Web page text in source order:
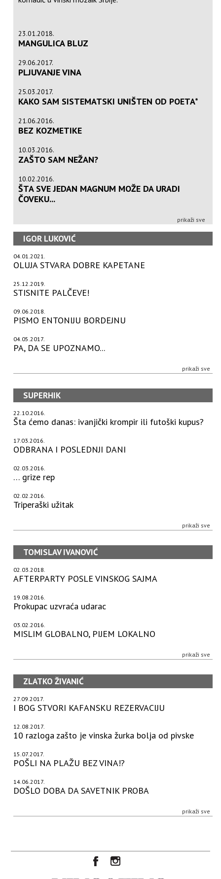
23.01.2018.
MANGULICA BLUZ
29.06.2017.
PLJUVANJE VINA
25.03.2017.
KAKO SAM SISTEMATSKI UNIŠTEN OD POETA*
21.06.2016.
BEZ KOZMETIKE
10.03.2016.
ZAŠTO SAM NEŽAN?
10.02.2016.
ŠTA SVE JEDAN MAGNUM MOŽE DA URADI
ČOVEKU...
prikaži sve
IGOR LUKOVIĆ
04.01.2021.
OLUJA STVARA DOBRE KAPETANE
25.12.2019.
STISNITE PALČEVE!
09.06.2018.
PISMO ENTONIJU BORDEJNU
04.05.2017.
PA, DA SE UPOZNAMO...
prikaži sve
SUPERHIK
22.10.2016.
Šta ćemo danas: ivanjički krompir ili futoški kupus?
17.03.2016.
ODBRANA I POSLEDNJI DANI
02.03.2016.
… grize rep
02.02.2016.
Triperaški užitak
prikaži sve
TOMISLAV IVANOVIĆ
02.03.2018.
AFTERPARTY POSLE VINSKOG SAJMA
19.08.2016.
Prokupac uzvraća udarac
03.02.2016.
MISLIM GLOBALNO, PIJEM LOKALNO
prikaži sve
ZLATKO ŽIVANIĆ
27.09.2017.
I BOG STVORI KAFANSKU REZERVACIJU
12.08.2017.
10 razloga zašto je vinska žurka bolja od pivske
15.07.2017.
POŠLI NA PLAŽU BEZ VINA!?
14.06.2017.
DOŠLO DOBA DA SAVETNIK PROBA
prikaži sve